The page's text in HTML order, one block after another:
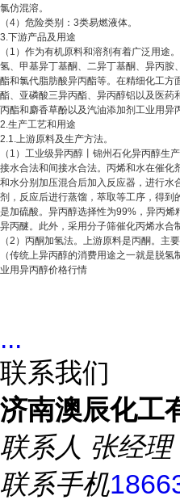
氯仿混溶。
（4）危险类别：3类易燃液体。
3.下游产品及用途
（1）作为有机原料和溶剂有着广泛用途
氢、甲基异丁基酮、二异丁基酮、异丙
酯和氯代脂肪酸异丙酯等。在精细化工
酯、亚磷酸三异丙酯、异丙醇铝以及医
丙酯和麝香草酚以及汽油添加剂工业用异
2.生产工艺和用途
2.1.上游原料及生产方法。
（1）工业级异丙醇丨锦州石化异丙醇生
接水合法和间接水合法。丙烯和水在催
和水分别加压混合后加入反应器，进行
剂，反应后进行蒸馏，萃取等工序，得
是加硫酸。异丙醇选择性为99%，异丙
异丙醚。此外，采用分子筛催化丙烯水合
（2）丙酮加氢法。上游原料是丙酮。主
（传统上异丙醇的消费用途之一就是脱
业用异丙醇价格行情
...
联系我们
济南澳辰化工
联系人 张经理
联系手机